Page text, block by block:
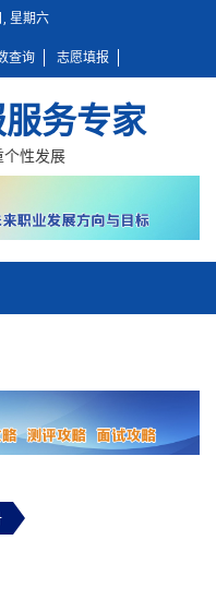
星期六
查询 志愿填报
务专家
个性发展